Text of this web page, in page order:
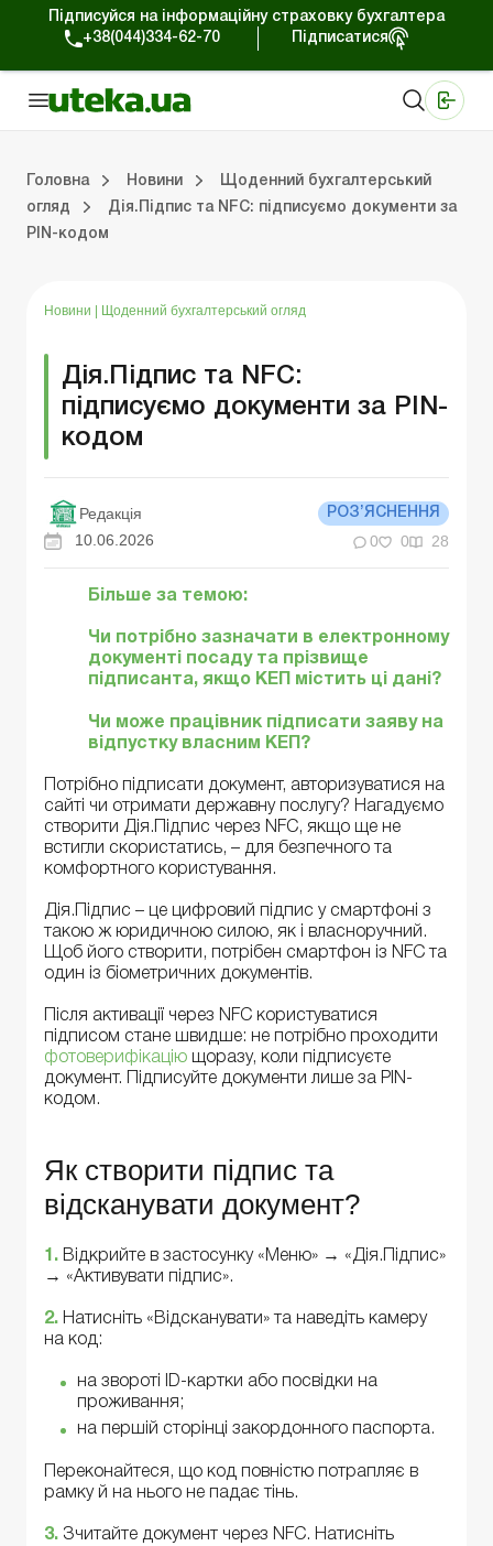
Підписуйся на інформаційну страховку бухгалтера
+38(044)334-62-70
Підписатися
Головна Новини
Щоденний бухгалтерський
огляд
Дія.Підпис та NFC: підписуємо документи за
PIN-кодом
Новини Щоденний бухгалтерський огляд
Дія.Підпис та NFC:
підписуємо документи за PIN-
кодом
Редакція РОЗ’ЯСНЕННЯ
10.06.2026 0 0 28
Більше за темою:
Чи потрібно зазначати в електронному
документі посаду та прізвище
підписанта, якщо КЕП містить ці дані?
Чи може працівник підписати заяву на
відпустку власним КЕП?
Потрібно підписати документ, авторизуватися на
сайті чи отримати державну послугу? Нагадуємо
створити Дія.Підпис через NFC, якщо ще не
встигли скористатись, – для безпечного та
комфортного користування.
Дія.Підпис – це цифровий підпис у смартфоні з
такою ж юридичною силою, як і власноручний.
Щоб його створити, потрібен смартфон із NFC та
один із біометричних документів.
Після активації через NFC користуватися
підписом стане швидше: не потрібно проходити
фотоверифікацію щоразу, коли підписуєте
документ. Підписуйте документи лише за PIN-
кодом.
Як створити підпис та
відсканувати документ?
1. Відкрийте в застосунку «Меню» → «Дія.Підпис»
→ «Активувати підпис».
2. Натисніть «Відсканувати» та наведіть камеру
на код:
на звороті ID-картки або посвідки на
проживання;
на першій сторінці закордонного паспорта.
Переконайтеся, що код повністю потрапляє в
рамку й на нього не падає тінь.
3. Зчитайте документ через NFC. Натисніть